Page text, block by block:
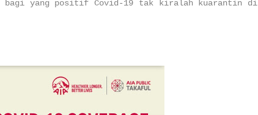
bagi yang positif Covid-19 tak kiralah kuarantin di